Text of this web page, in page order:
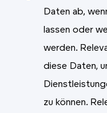
Daten ab,
lassen oder
werden.
diese Daten,
zu können.